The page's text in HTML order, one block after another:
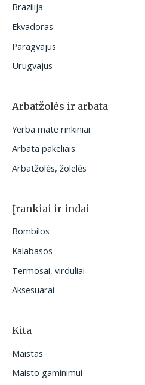
Brazilija
Ekvadoras
Paragvajus
Urugvajus
Arbatžolės ir arbata
Yerba mate rinkiniai
Arbata pakeliais
Arbatžolės, žolelės
Įrankiai ir indai
Bombilos
Kalabasos
Termosai, virduliai
Aksesuarai
Kita
Maistas
Maisto gaminimui